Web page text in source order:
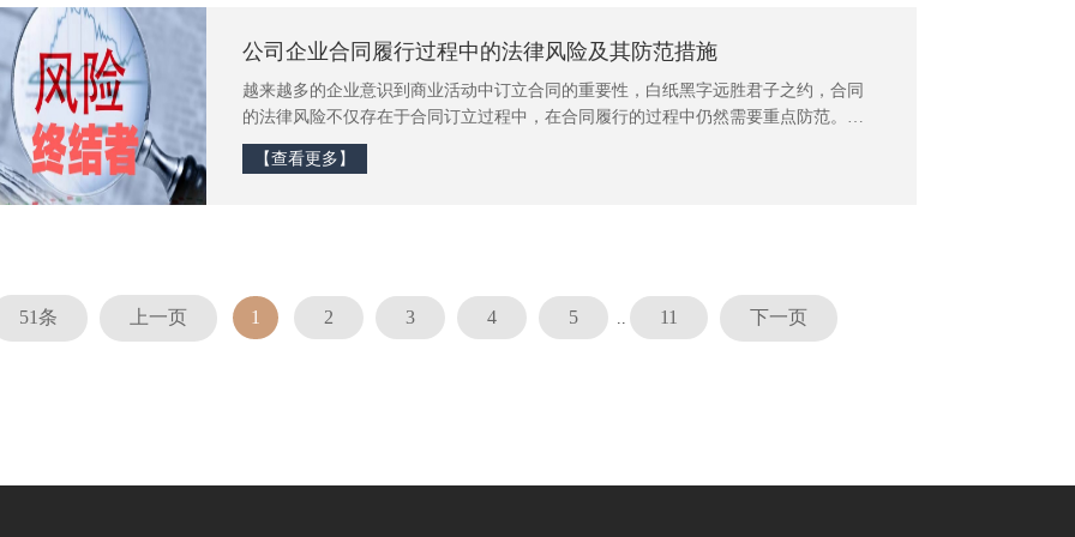
公司企业合同履行过程中的法律风险及其防范措施
越来越多的企业意识到商业活动中订立合同的重要性，白纸黑字远胜君子之约，合同
的法律风险不仅存在于合同订立过程中，在合同履行的过程中仍然需要重点防范。广
州企业法律顾问律师团队特别参照济南市中级人民法院最新发布的《民营企业常见法
律风险防范指引》，根据多年为企业提供法律顾问律师服务的经验，对公司企业合同
【查看更多】
51条 上一页 1 2 3 4 5 .. 11 下一页